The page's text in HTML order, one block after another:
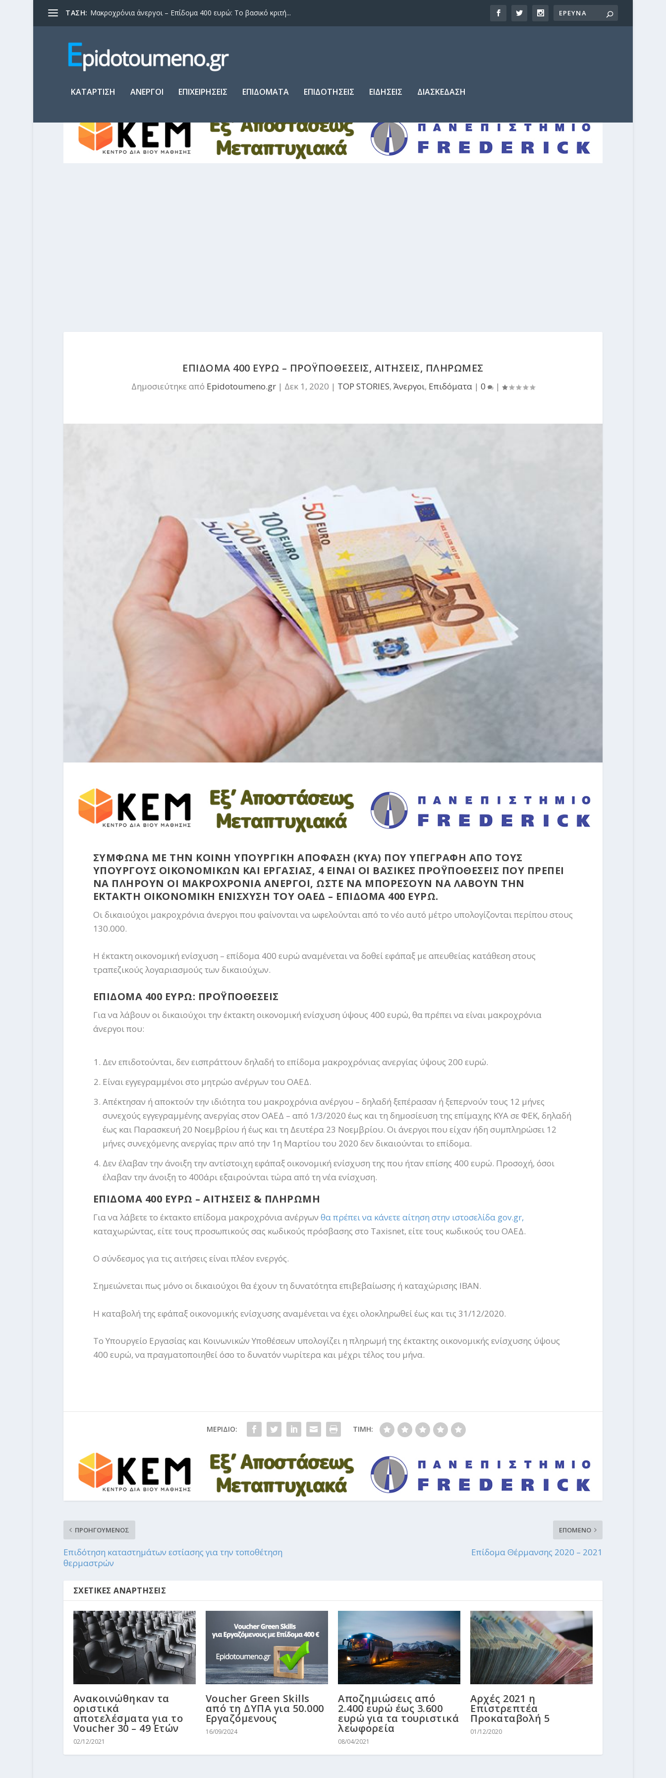
ΤΑΣΗ: Μακροχρόνια άνεργοι – Επίδομα 400 ευρώ: Το βασικό κριτή...
ΚΑΤΑΡΤΙΣΗ ΑΝΕΡΓΟΙ ΕΠΙΧΕΙΡΗΣΕΙΣ ΕΠΙΔΟΜΑΤΑ ΕΠΙΔΟΤΗΣΕΙΣ ΕΙΔΗΣΕΙΣ ΔΙΑΣΚΕΔΑΣΗ
ΕΠΙΔΟΜΑ 400 ΕΥΡΩ – ΠΡΟΫΠΟΘΕΣΕΙΣ, ΑΙΤΗΣΕΙΣ, ΠΛΗΡΩΜΕΣ
Δημοσιεύτηκε από Epidotoumeno.gr | Δεκ 1, 2020 | TOP STORIES, Άνεργοι, Επιδόματα | 0 |
ΣΥΜΦΩΝΑ ΜΕ ΤΗΝ ΚΟΙΝΗ ΥΠΟΥΡΓΙΚΗ ΑΠΟΦΑΣΗ (KYA) ΠΟΥ ΥΠΕΓΡΑΦΗ ΑΠΟ ΤΟΥΣ
ΥΠΟΥΡΓΟΥΣ ΟΙΚΟΝΟΜΙΚΩΝ ΚΑΙ ΕΡΓΑΣΙΑΣ, 4 ΕΙΝΑΙ ΟΙ ΒΑΣΙΚΕΣ ΠΡΟΫΠΟΘΕΣΕΙΣ ΠΟΥ ΠΡΕΠΕΙ
ΝΑ ΠΛΗΡΟΥΝ ΟΙ ΜΑΚΡΟΧΡΟΝΙΑ ΑΝΕΡΓΟΙ, ΩΣΤΕ ΝΑ ΜΠΟΡΕΣΟΥΝ ΝΑ ΛΑΒΟΥΝ ΤΗΝ
ΕΚΤΑΚΤΗ ΟΙΚΟΝΟΜΙΚΗ ΕΝΙΣΧΥΣΗ ΤΟΥ ΟΑΕΔ – ΕΠΙΔΟΜΑ 400 ΕΥΡΩ.
Οι δικαιούχοι μακροχρόνια άνεργοι που φαίνονται να ωφελούνται από το νέο αυτό μέτρο υπολογίζονται περίπου στους
130.000.
Η έκτακτη οικονομική ενίσχυση – επίδομα 400 ευρώ αναμένεται να δοθεί εφάπαξ με απευθείας κατάθεση στους
τραπεζικούς λογαριασμούς των δικαιούχων.
ΕΠΙΔΟΜΑ 400 ΕΥΡΩ: ΠΡΟΫΠΟΘΕΣΕΙΣ
Για να λάβουν οι δικαιούχοι την έκτακτη οικονομική ενίσχυση ύψους 400 ευρώ, θα πρέπει να είναι μακροχρόνια
άνεργοι που:
Δεν επιδοτούνται, δεν εισπράττουν δηλαδή το επίδομα μακροχρόνιας ανεργίας ύψους 200 ευρώ.
Είναι εγγεγραμμένοι στο μητρώο ανέργων του ΟΑΕΔ.
Απέκτησαν ή αποκτούν την ιδιότητα του μακροχρόνια ανέργου – δηλαδή ξεπέρασαν ή ξεπερνούν τους 12 μήνες
συνεχούς εγγεγραμμένης ανεργίας στον ΟΑΕΔ – από 1/3/2020 έως και τη δημοσίευση της επίμαχης ΚΥΑ σε ΦΕΚ, δηλαδή
έως και Παρασκευή 20 Νοεμβρίου ή έως και τη Δευτέρα 23 Νοεμβρίου. Οι άνεργοι που είχαν ήδη συμπληρώσει 12
μήνες συνεχόμενης ανεργίας πριν από την 1η Μαρτίου του 2020 δεν δικαιούνται το επίδομα.
Δεν έλαβαν την άνοιξη την αντίστοιχη εφάπαξ οικονομική ενίσχυση της που ήταν επίσης 400 ευρώ. Προσοχή, όσοι
έλαβαν την άνοιξη το 400άρι εξαιρούνται τώρα από τη νέα ενίσχυση.
ΕΠΙΔΟΜΑ 400 ΕΥΡΩ – ΑΙΤΗΣΕΙΣ & ΠΛΗΡΩΜΗ
Για να λάβετε το έκτακτο επίδομα μακροχρόνια ανέργων θα πρέπει να κάνετε αίτηση στην ιστοσελίδα gov.gr,
καταχωρώντας, είτε τους προσωπικούς σας κωδικούς πρόσβασης στο Taxisnet, είτε τους κωδικούς του ΟΑΕΔ.
Ο σύνδεσμος για τις αιτήσεις είναι πλέον ενεργός.
Σημειώνεται πως μόνο οι δικαιούχοι θα έχουν τη δυνατότητα επιβεβαίωσης ή καταχώρισης ΙΒΑΝ.
Η καταβολή της εφάπαξ οικονομικής ενίσχυσης αναμένεται να έχει ολοκληρωθεί έως και τις 31/12/2020.
Το Υπουργείο Εργασίας και Κοινωνικών Υποθέσεων υπολογίζει η πληρωμή της έκτακτης οικονομικής ενίσχυσης ύψους
400 ευρώ, να πραγματοποιηθεί όσο το δυνατόν νωρίτερα και μέχρι τέλος του μήνα.
ΜΕΡΙΔΙΟ: ΤΙΜΗ:
ΠΡΟΗΓΟΥΜΕΝΟΣ
Επιδότηση καταστημάτων εστίασης για την τοποθέτηση
θερμαστρών
ΕΠΟΜΕΝΟ
Επίδομα Θέρμανσης 2020 – 2021
ΣΧΕΤΙΚΕΣ ΑΝΑΡΤΗΣΕΙΣ
Ανακοινώθηκαν τα
οριστικά
αποτελέσματα για το
Voucher 30 – 49 Ετών
02/12/2021
Voucher Green Skills
από τη ΔΥΠΑ για 50.000
Eργαζόμενους
16/09/2024
Αποζημιώσεις από
2.400 ευρώ έως 3.600
ευρώ για τα τουριστικά
λεωφορεία
08/04/2021
Αρχές 2021 η
Επιστρεπτέα
Προκαταβολή 5
01/12/2020